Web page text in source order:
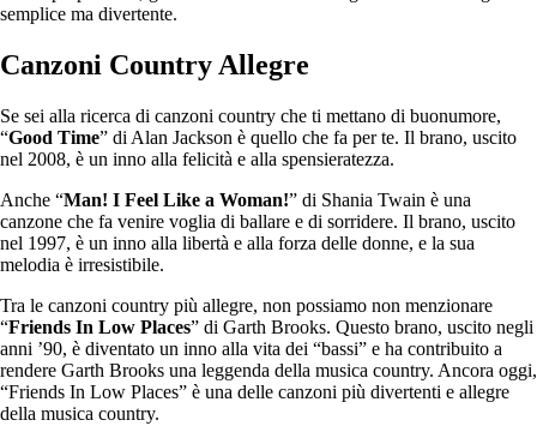
semplice ma divertente.
Canzoni Country Allegre
Se sei alla ricerca di canzoni country che ti mettano di buonumore,
“Good Time” di Alan Jackson è quello che fa per te. Il brano, uscito
nel 2008, è un inno alla felicità e alla spensieratezza.
Anche “Man! I Feel Like a Woman!” di Shania Twain è una
canzone che fa venire voglia di ballare e di sorridere. Il brano, uscito
nel 1997, è un inno alla libertà e alla forza delle donne, e la sua
melodia è irresistibile.
Tra le canzoni country più allegre, non possiamo non menzionare
“Friends In Low Places” di Garth Brooks. Questo brano, uscito negli
anni ’90, è diventato un inno alla vita dei “bassi” e ha contribuito a
rendere Garth Brooks una leggenda della musica country. Ancora oggi,
“Friends In Low Places” è una delle canzoni più divertenti e allegre
della musica country.